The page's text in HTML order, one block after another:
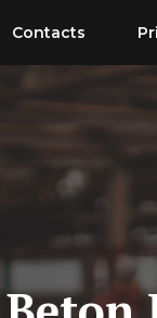
Contacts